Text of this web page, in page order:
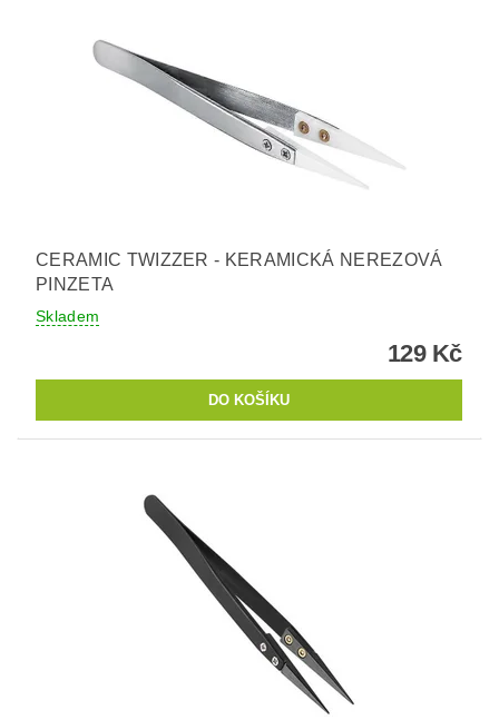
CERAMIC TWIZZER - KERAMICKÁ NEREZOVÁ
PINZETA
Skladem
129 Kč